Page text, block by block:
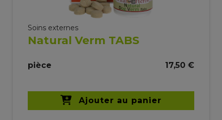
Soins externes
Natural Verm TABS
pièce 17,50 €
Ajouter au panier